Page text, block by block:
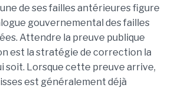
de ses failles antérieures figure
gouvernemental des failles
Attendre la preuve publique
est la stratégie de correction la
soit. Lorsque cette preuve arrive,
est généralement déjà